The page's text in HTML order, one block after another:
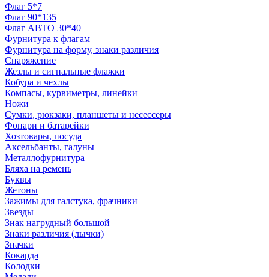
Флаг 5*7
Флаг 90*135
Флаг АВТО 30*40
Фурнитура к флагам
Фурнитура на форму, знаки различия
Снаряжение
Жезлы и сигнальные флажки
Кобура и чехлы
Компасы, курвиметры, линейки
Ножи
Сумки, рюкзаки, планшеты и несессеры
Фонари и батарейки
Хозтовары, посуда
Аксельбанты, галуны
Металлофурнитура
Бляха на ремень
Буквы
Жетоны
Зажимы для галстука, фрачники
Звезды
Знак нагрудный большой
Знаки различия (лычки)
Значки
Кокарда
Колодки